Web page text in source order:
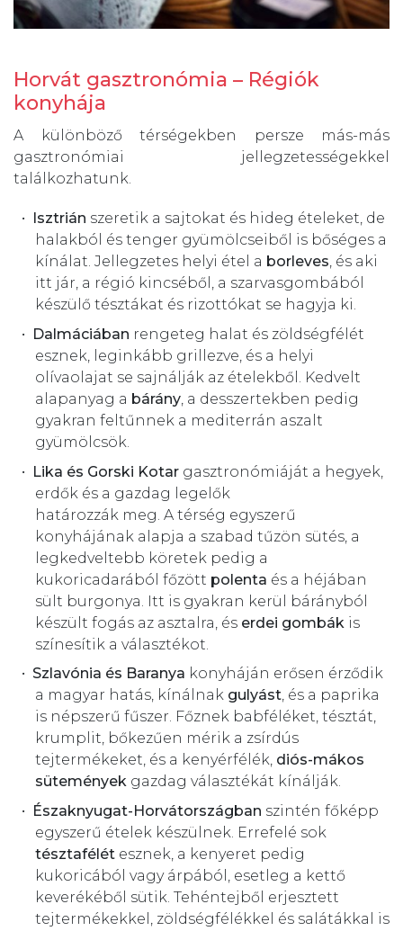
Horvát gasztronómia – Régiók
konyhája
A különböző térségekben persze más-más
gasztronómiai jellegzetességekkel
találkozhatunk.
Isztrián szeretik a sajtokat és hideg ételeket, de
halakból és tenger gyümölcseiből is bőséges a
kínálat. Jellegzetes helyi étel a borleves, és aki
itt jár, a régió kincséből, a szarvasgombából
készülő tésztákat és rizottókat se hagyja ki.
Dalmáciában rengeteg halat és zöldségfélét
esznek, leginkább grillezve, és a helyi
olívaolajat se sajnálják az ételekből. Kedvelt
alapanyag a bárány , a desszertekben pedig
gyakran feltűnnek a mediterrán aszalt
gyümölcsök.
Lika és Gorski Kotar gasztronómiáját a hegyek,
erdők és a gazdag legelők
határozzák meg. A térség egyszerű
konyhájának alapja a szabad tűzön sütés, a
legkedveltebb köretek pedig a
kukoricadarából főzött polenta és a héjában
sült burgonya. Itt is gyakran kerül bárányból
készült fogás az asztalra, és erdei gombák is
színesítik a választékot.
Szlavónia és Baranya konyháján erősen érződik
a magyar hatás, kínálnak gulyást, és a paprika
is népszerű fűszer. Főznek babféléket, tésztát,
krumplit, bőkezűen mérik a zsírdús
tejtermékeket, és a kenyérfélék, diós-mákos
sütemények gazdag választékát kínálják.
Északnyugat-Horvátországban szintén főképp
egyszerű ételek készülnek. Errefelé sok
tésztafélét esznek, a kenyeret pedig
kukoricából vagy árpából, esetleg a kettő
keverékéből sütik. Tehéntejből erjesztett
tejtermékekkel, zöldségfélékkel és salátákkal is